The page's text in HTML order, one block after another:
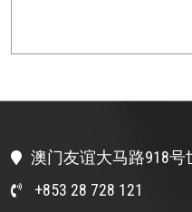
澳门友谊大马路918号
+853 28 728 121